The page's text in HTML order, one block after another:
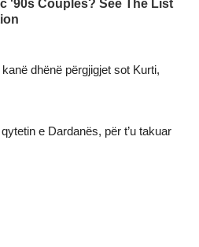
dhënë përgjigjet sot Kurti,
e Dardanës, për t’u takuar